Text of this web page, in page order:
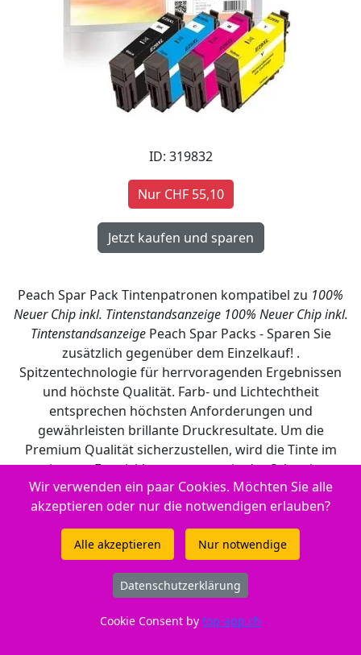
ID: 319832
Nur CHF 55,10
Peach Spar Pack Tintenpatronen kompatibel zu 100%
Neuer Chip inkl. Tintenstandsanzeige 100% Neuer Chip inkl.
TintenstandsanzeigePeach Spar Packs - Sparen Sie
zusätzlich gegenüber dem Einzelkauf! .
Spitzentechnologie für herrvoragenden Ergebnissen
und höchste Qualität. Farb- und Lichtechtheit
entsprechen höchsten Anforderungen und
gewährleisten brillante Druckresultate. Um die
Premium Qualität sicherzustellen, wird die Tinte im
eigenen Entwicklungszentrum in der Schweiz
entwickelt und anschliessend in unseren
Fertigungsstandorten in die Tintenpatronen abgefüllt.
Produktion und Fertigung entsprechen neusten
Erkenntnissen aus Lehre und Forschung. Qualität, mit
der asiatische Hersteller nicht gleichziehen können und
dies zu immer noch sehr attraktiven Preisen. Eine echte
Billigsttinten.
Wir verwenden ein paar Cookies. Möchten Sie alle
akzeptieren oder nur die notwendigen erlauben?
Alle akzeptieren Nur notwendige
Datenschutzerklärung
Cookie Consent by top-app.ch